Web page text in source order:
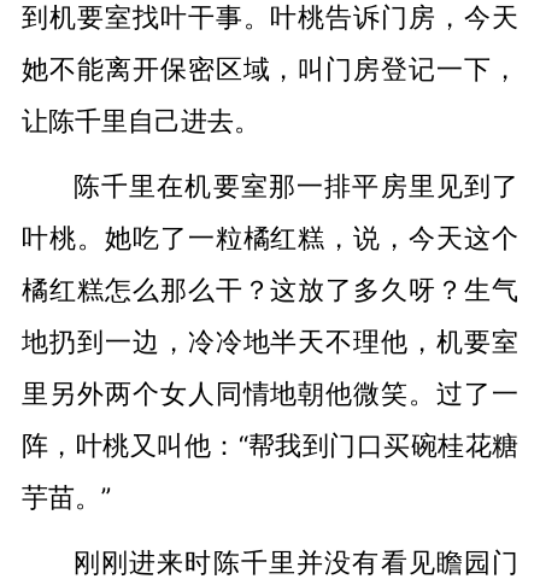
到机要室找叶干事。叶桃告诉门房，今天
她不能离开保密区域，叫门房登记一下，
让陈千里自己进去。
陈千里在机要室那一排平房里见到了
叶桃。她吃了一粒橘红糕，说，今天这个
橘红糕怎么那么干？这放了多久呀？生气
地扔到一边，冷冷地半天不理他，机要室
里另外两个女人同情地朝他微笑。过了一
阵，叶桃又叫他：“帮我到门口买碗桂花糖
芋苗。”
刚刚进来时陈千里并没有看见瞻园门